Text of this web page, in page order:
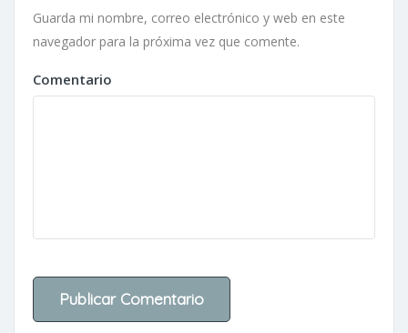
Guarda mi nombre, correo electrónico y web en este
navegador para la próxima vez que comente.
Comentario